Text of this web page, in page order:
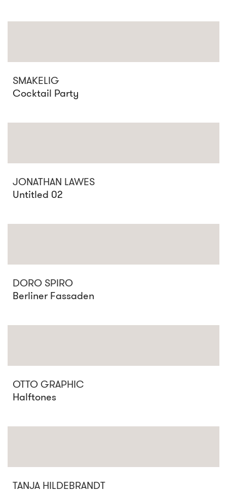
SMAKELIG
Cocktail Party
JONATHAN LAWES
Untitled 02
DORO SPIRO
Berliner Fassaden
OTTO GRAPHIC
Halftones
TANJA HILDEBRANDT